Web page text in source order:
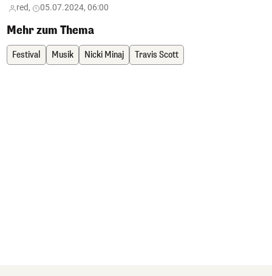
red, 05.07.2024, 06:00
Mehr zum Thema
Festival Musik Nicki Minaj Travis Scott